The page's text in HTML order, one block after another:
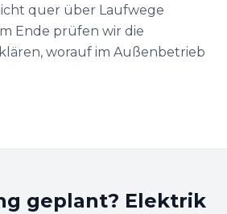
quer über Laufwege
Ende prüfen wir die
worauf im Außenbetrieb
geplant? Elektrik